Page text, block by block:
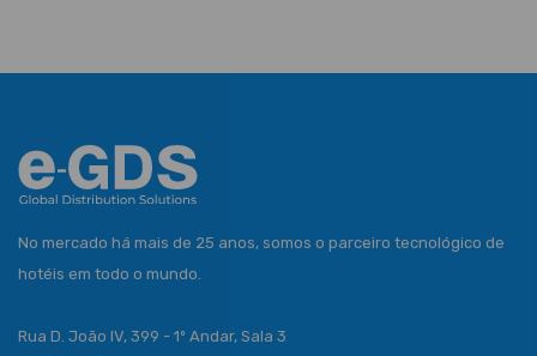
No mercado há mais de 25 anos, somos o parceiro tecnológico de
hotéis em todo o mundo.
Rua D. João IV, 399 - 1º Andar, Sala 3